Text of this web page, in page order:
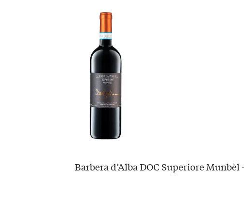
Barbera d’Alba DOC Superiore